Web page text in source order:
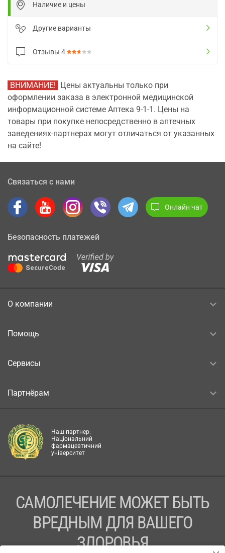
Наличие и цены
Другие варианты
Отзывы 4
ВНИМАНИЕ! Цены актуальны только при
оформлении заказа в электронной медицинской
информационной системе Аптека 9-1-1. Цены на
товары при покупке непосредственно в аптечных
заведениях-партнерах могут отличаться от указанных
на сайте!
Связаться с нами
Онлайн чат
Безопасность платежей
О компании
Помощь
Сервисы
Партнёрам
Наш партнер:
Національний
фармацевтичний
університет
САМОЛЕЧЕНИЕ МОЖЕТ БЫТЬ
ВРЕДНЫМ ДЛЯ ВАШЕГО
ЗДОРОВЬЯ